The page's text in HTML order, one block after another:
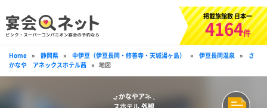
掲載旅館数 日本一
4164件
Home » 静岡県 » 中伊豆（伊豆長岡・修善寺・天城湯ヶ島） » 伊豆長岡温泉 »
さ
かなや アネックスホテル茜 » 地図